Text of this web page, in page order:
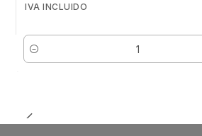
IVA INCLUIDO
Cantidad